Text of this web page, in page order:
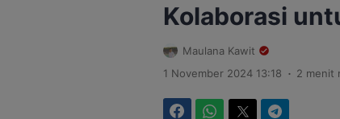
Kolaborasi
Maulana Kawit
1 November 2024 13:18 . 2 menit